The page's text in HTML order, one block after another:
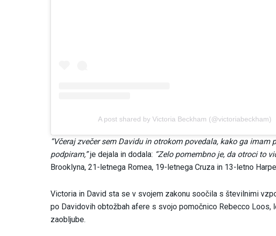
A post shared by Victoria Beckham (@victoriabeckham)
“Včeraj zvečer sem Davidu in otrokom povedala, kako ga imam
podpiram,”je dejala in dodala: “Zelo pomembno je, da otroci to
Brooklyna, 21-letnega Romea, 19-letnega Cruza in 13-letno
Victoria in David sta se v svojem zakonu soočila s številnimi
po Davidovih obtožbah afere s svojo pomočnico Rebecco Loos,
zaobljube.